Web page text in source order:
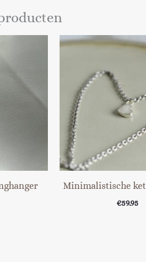
Minimalistische
€59.95